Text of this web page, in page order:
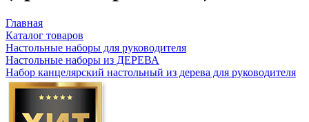
Главная
Каталог товаров
Настольные наборы для руководителя
Настольные наборы из ДЕРЕВА
Набор канцелярский настольный из дерева для руководителя